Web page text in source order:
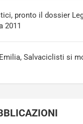
pronto il dossier
2011
Salvaciclisti si